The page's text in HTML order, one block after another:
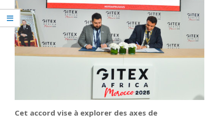
Cet accord vise à explorer des axes de